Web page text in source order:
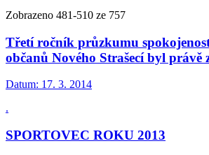
Zobrazeno 481-510 ze 757
Třetí ročník průzkumu
občanů Nového Strašecí byl právě
Datum: 17. 3. 2014
.
SPORTOVEC ROKU 2013